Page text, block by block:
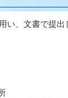
い、文書で提